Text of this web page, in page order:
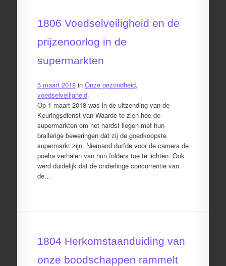
1806 Voedselveiligheid en de
prijzenoorlog in de
supermarkten
5 maart 2018in Onze gezondheid,
voedselveiligheid.
Op 1 maart 2018 was in de uitzending van de
Keuringsdienst van Waarde te zien hoe de
supermarkten om het hardst liegen met hun
brallerige beweringen dat zij de goedkoopste
supermarkt zijn. Niemand durfde voor de camera de
poeha verhalen van hun folders toe te lichten. Ook
werd duidelijk dat de onderlinge concurrentie van
de…
1804 Herkomstaanduiding van
onze boodschappen rammelt